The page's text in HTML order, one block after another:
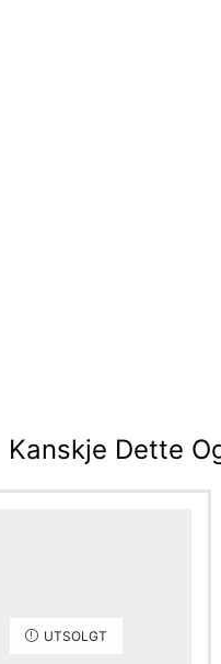
Kanskje Dette
UTSOLGT